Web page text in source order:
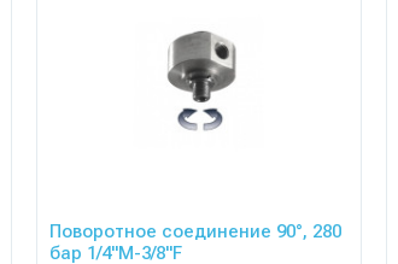
Поворотное соединение 90°, 280
бар 1/4"M-3/8"F